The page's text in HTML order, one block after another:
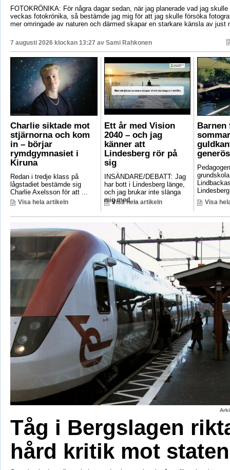
FOTOKRÖNIKA: För några dagar sedan, när jag planerade vad jag
veckas fotokrönika, så bestämde jag mig för att jag skulle försöka
mer omringade av naturen och därmed skapar en starkare känsla av just
7 augusti 2026 klockan 13:27 av Sami Rahkonen
Charlie siktade mot
stjärnorna och kom
in – börjar
rymdgymnasiet i
Kiruna
Redan i tredje klass på
lågstadiet bestämde sig
Charlie Axelsson för att ...
Visa hela artikeln
Ett år med Vision
2040 – och jag
känner att
Lindesberg rör på
sig
INSÄNDARE/DEBATT: Jag
har bott i Lindesberg länge,
och jag brukar inte slänga
mig med ...
Visa hela artikeln
Barnen
Visa
Tåg i Bergslagen
hård kritik mot staten